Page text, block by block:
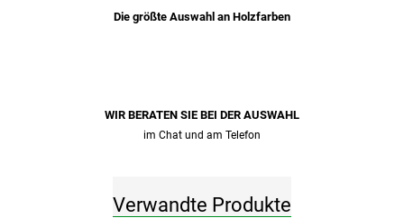
Die größte Auswahl an Holzfarben
WIR BERATEN SIE BEI ​​DER AUSWAHL
im Chat und am Telefon
Verwandte Produkte